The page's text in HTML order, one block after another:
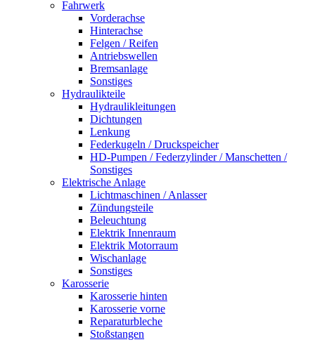
Fahrwerk
Vorderachse
Hinterachse
Felgen / Reifen
Antriebswellen
Bremsanlage
Sonstiges
Hydraulikteile
Hydraulikleitungen
Dichtungen
Lenkung
Federkugeln / Druckspeicher
HD-Pumpen / Federzylinder / Manschetten /
Sonstiges
Elektrische Anlage
Lichtmaschinen / Anlasser
Zündungsteile
Beleuchtung
Elektrik Innenraum
Elektrik Motorraum
Wischanlage
Sonstiges
Karosserie
Karosserie hinten
Karosserie vorne
Reparaturbleche
Stoßstangen